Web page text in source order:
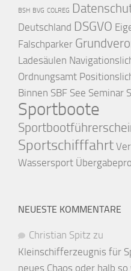
BSH BVG COLREG
Deutschland DSGVO
Falschparker
Ladesäulen
Ordnungsamt
Binnen SBF See Seminar
Sportboote
Sportschifffahrt
Wassersport
NEUESTE KOMMENTARE
Christian Spitz zu
Kleinschifferzeugnis für
neues Chaos oder halb so